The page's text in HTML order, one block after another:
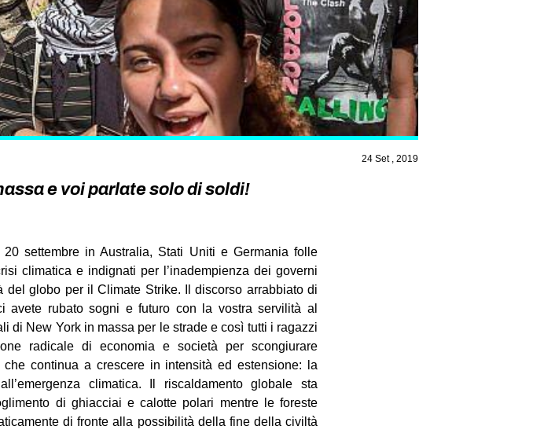
24 Set , 2019
e voi parlate solo di soldi!
settembre in Australia, Stati Uniti e Germania folle
climatica e indignati per l’inadempienza dei governi
globo per il Climate Strike. Il discorso arrabbiato di
rubato sogni e futuro con la vostra servilità al
di New York in massa per le strade e così tutti i ragazzi
radicale di economia e società per scongiurare
continua a crescere in intensità ed estensione: la
climatica. Il riscaldamento globale sta
di ghiacciai e calotte polari mentre le foreste
di fronte alla possibilità della fine della civiltà